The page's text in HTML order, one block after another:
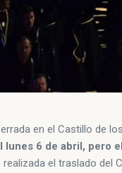
en el Castillo de
lunes 6 de abril, pero
el traslado del